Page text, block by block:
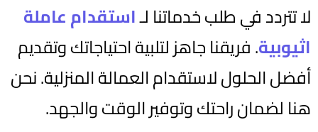
لا تتردد في طلب خدماتنا لـاستقدام عاملة
اثيوبية. فريقنا جاهز لتلبية احتياجاتك وتقديم
أفضل الحلول لاستقدام العمالة المنزلية. نحن
هنا لضمان راحتك وتوفير الوقت والجهد.